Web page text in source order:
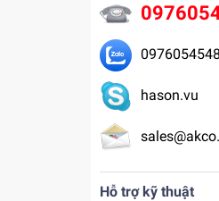
0976054548
hason.vu
Hỗ trợ kỹ thuật